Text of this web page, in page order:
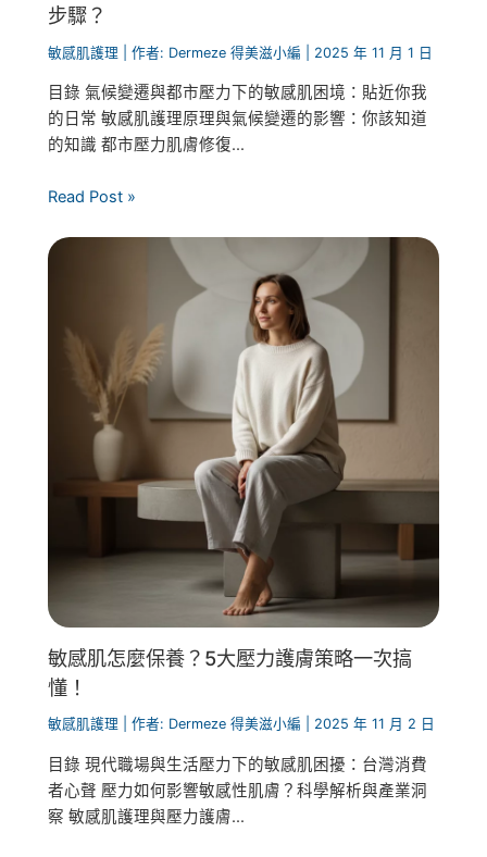
步驟？
敏感肌護理 | 作者: Dermeze 得美滋小編 2025 年 11 月 1 日
目錄 氣候變遷與都市壓力下的敏感肌困境：貼近你我
的日常 敏感肌護理原理與氣候變遷的影響：你該知道
的知識 都市壓力肌膚修復...
Read Post »
敏感肌怎麼保養？5大壓力護膚策略一次搞
懂！
敏感肌護理 | 作者: Dermeze 得美滋小編 2025 年 11 月 2 日
目錄 現代職場與生活壓力下的敏感肌困擾：台灣消費
者心聲 壓力如何影響敏感性肌膚？科學解析與產業洞
察 敏感肌護理與壓力護膚...